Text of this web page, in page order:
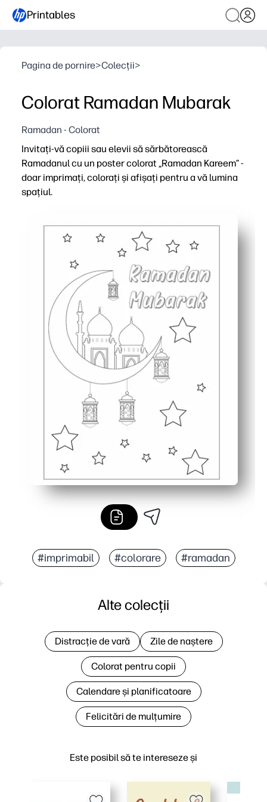
Printables
Pagina de pornire>Colecții>
Colorat Ramadan Mubarak
Ramadan - Colorat
Invitați-vă copiii sau elevii să sărbătorească
Ramadanul cu un poster colorat „Ramadan Kareem” -
doar imprimați, colorați și afișați pentru a vă lumina
spațiul.
Menține copiii implicați - colorarea relaxantă
Momente învățabile - discutați despre simboluri și
Ușor de afișat - agățați de frigider, buletinul de clasă
#imprimabil #colorare #ramadan
Este posibil să te intereseze și
Alte colecții
Distracție de vară Zile de naștere
Colorat pentru copii
Calendare și planificatoare
Felicitări de mulțumire